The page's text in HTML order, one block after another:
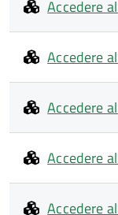
Accedere
Accedere
Accedere
Accedere
Accedere